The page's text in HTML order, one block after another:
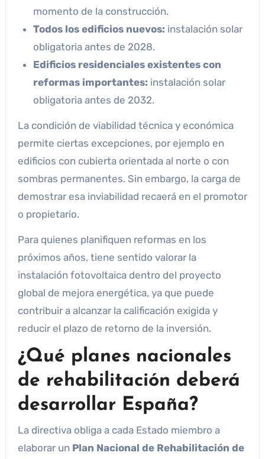
momento de la construcción.
Todos los edificios nuevos: instalación solar
obligatoria antes de 2028.
Edificios residenciales existentes con
reformas importantes: instalación solar
obligatoria antes de 2032.
La condición de viabilidad técnica y económica
permite ciertas excepciones, por ejemplo en
edificios con cubierta orientada al norte o con
sombras permanentes. Sin embargo, la carga de
demostrar esa inviabilidad recaerá en el promotor
o propietario.
Para quienes planifiquen reformas en los
próximos años, tiene sentido valorar la
instalación fotovoltaica dentro del proyecto
global de mejora energética, ya que puede
contribuir a alcanzar la calificación exigida y
reducir el plazo de retorno de la inversión.
¿Qué planes nacionales
de rehabilitación deberá
desarrollar España?
La directiva obliga a cada Estado miembro a
elaborar un Plan Nacional de Rehabilitación de